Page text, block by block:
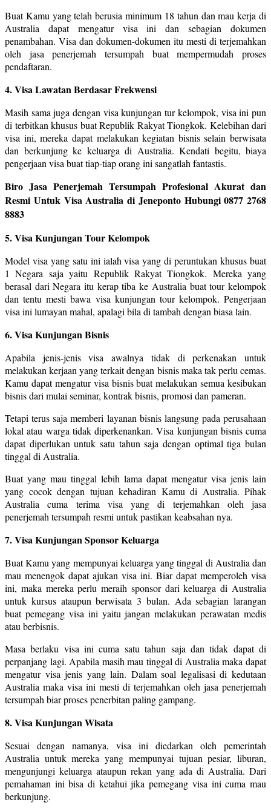
Buat Kamu yang telah berusia minimum 18 tahun dan mau kerja di
Australia dapat mengatur visa ini dan sebagian dokumen
penambahan. Visa dan dokumen-dokumen itu mesti di terjemahkan
oleh jasa penerjemah tersumpah buat mempermudah proses
pendaftaran.
4. Visa Lawatan Berdasar Frekwensi
Masih sama juga dengan visa kunjungan tur kelompok, visa ini pun
di terbitkan khusus buat Republik Rakyat Tiongkok. Kelebihan dari
visa ini, mereka dapat melakukan kegiatan bisnis selain berwisata
dan berkunjung ke keluarga di Australia. Kendati begitu, biaya
pengerjaan visa buat tiap-tiap orang ini sangatlah fantastis.
Biro Jasa Penerjemah Tersumpah Profesional Akurat dan
Resmi Untuk Visa Australia di Jeneponto Hubungi 0877 2768
8883
5. Visa Kunjungan Tour Kelompok
Model visa yang satu ini ialah visa yang di peruntukan khusus buat
1 Negara saja yaitu Republik Rakyat Tiongkok. Mereka yang
berasal dari Negara itu kerap tiba ke Australia buat tour kelompok
dan tentu mesti bawa visa kunjungan tour kelompok. Pengerjaan
visa ini lumayan mahal, apalagi bila di tambah dengan biasa lain.
6. Visa Kunjungan Bisnis
Apabila jenis-jenis visa awalnya tidak di perkenakan untuk
melakukan kerjaan yang terkait dengan bisnis maka tak perlu cemas.
Kamu dapat mengatur visa bisnis buat melakukan semua kesibukan
bisnis dari mulai seminar, kontrak bisnis, promosi dan pameran.
Tetapi terus saja memberi layanan bisnis langsung pada perusahaan
lokal atau warga tidak diperkenankan. Visa kunjungan bisnis cuma
dapat diperlukan untuk satu tahun saja dengan optimal tiga bulan
tinggal di Australia.
Buat yang mau tinggal lebih lama dapat mengatur visa jenis lain
yang cocok dengan tujuan kehadiran Kamu di Australia. Pihak
Australia cuma terima visa yang di terjemahkan oleh jasa
penerjemah tersumpah resmi untuk pastikan keabsahan nya.
7. Visa Kunjungan Sponsor Keluarga
Buat Kamu yang mempunyai keluarga yang tinggal di Australia dan
mau menengok dapat ajukan visa ini. Biar dapat memperoleh visa
ini, maka mereka perlu meraih sponsor dari keluarga di Australia
untuk kursus ataupun berwisata 3 bulan. Ada sebagian larangan
buat pemegang visa ini yaitu jangan melakukan perawatan medis
atau berbisnis.
Masa berlaku visa ini cuma satu tahun saja dan tidak dapat di
perpanjang lagi. Apabila masih mau tinggal di Australia maka dapat
mengatur visa jenis yang lain. Dalam soal legalisasi di kedutaan
Australia maka visa ini mesti di terjemahkan oleh jasa penerjemah
tersumpah biar proses penerbitan paling gampang.
8. Visa Kunjungan Wisata
Sesuai dengan namanya, visa ini diedarkan oleh pemerintah
Australia untuk mereka yang mempunyai tujuan pesiar, liburan,
mengunjungi keluarga ataupun rekan yang ada di Australia. Dari
pemahaman ini bisa di ketahui jika pemegang visa ini cuma mau
berkunjung.